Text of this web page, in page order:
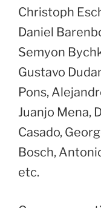
Christoph
Daniel
Semyon
Gustavo
Pons,
Juanjo Mena,
Casado,
Bosch,
etc.